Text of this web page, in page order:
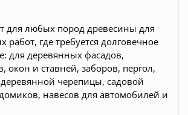
для любых пород древесины для
работ, где требуется долговечное
для деревянных фасадов,
окон и ставней, заборов, пергол,
деревянной черепицы, садовой
навесов для автомобилей и